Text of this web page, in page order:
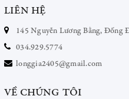
LIÊN HỆ
145 Nguyễn Lương Bằng, Đống
034.929.5774
longgia2405@gmail.com
VỀ CHÚNG TÔI